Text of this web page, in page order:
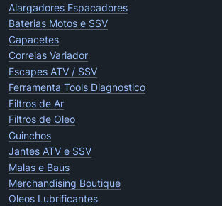
Alargadores Espacadores
Baterias Motos e SSV
Capacetes
Correias Variador
Escapes ATV / SSV
Ferramenta Tools Diagnostico
Filtros de Ar
Filtros de Oleo
Guinchos
Jantes ATV e SSV
Malas e Baus
Merchandising Boutique
Oleos Lubrificantes